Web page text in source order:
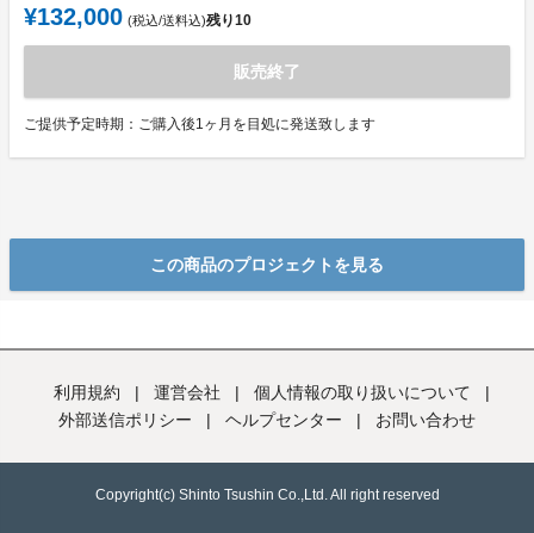
¥132,000 (税込/送料込)残り10
販売終了
ご提供予定時期：ご購入後1ヶ月を目処に発送致します
この商品のプロジェクトを見る
利用規約 | 運営会社 | 個人情報の取り扱いについて
|
外部送信ポリシー
| ヘルプセンター | お問い合わせ
Copyright(c) Shinto Tsushin Co.,Ltd. All right reserved